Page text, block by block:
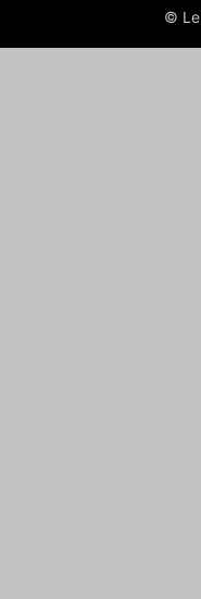
© Le